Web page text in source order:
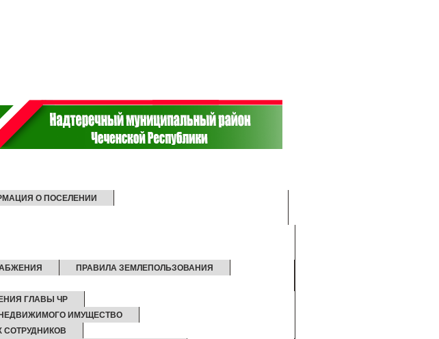
О ПОСЕЛЕНИИ
ПРАВИЛА ЗЕМЛЕПОЛЬЗОВАНИЯ
ГЛАВЫ ЧР
ИМУЩЕСТВО